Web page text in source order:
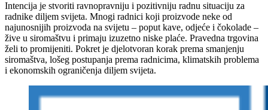
Intencija je stvoriti ravnopravniju i pozitivniju radnu situaciju za
radnike diljem svijeta. Mnogi radnici koji proizvode neke od
najunosnijih proizvoda na svijetu – poput kave, odjeće i čokolade –
žive u siromaštvu i primaju izuzetno niske plaće. Pravedna trgovina
želi to promijeniti. Pokret je djelotvoran korak prema smanjenju
siromaštva, lošeg postupanja prema radnicima, klimatskih problema
i ekonomskih ograničenja diljem svijeta.